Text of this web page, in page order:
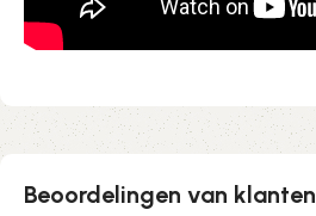
Beoordelingen van klanten